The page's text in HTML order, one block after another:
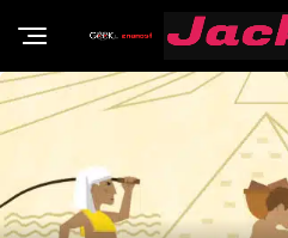
Znanost